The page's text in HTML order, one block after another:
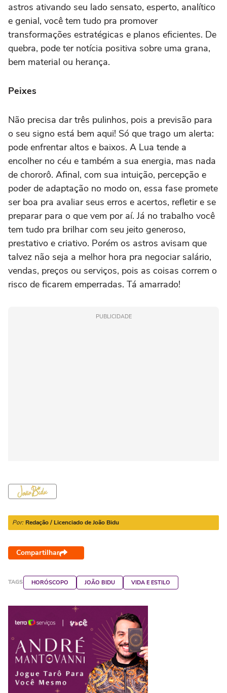
astros ativando seu lado sensato, esperto, analítico
e genial, você tem tudo pra promover
transformações estratégicas e planos eficientes. De
quebra, pode ter notícia positiva sobre uma grana,
bem material ou herança.
Peixes
Não precisa dar três pulinhos, pois a previsão para
o seu signo está bem aqui! Só que trago um alerta:
pode enfrentar altos e baixos. A Lua tende a
encolher no céu e também a sua energia, mas nada
de chororô. Afinal, com sua intuição, percepção e
poder de adaptação no modo on, essa fase promete
ser boa pra avaliar seus erros e acertos, refletir e se
preparar para o que vem por aí. Já no trabalho você
tem tudo pra brilhar com seu jeito generoso,
prestativo e criativo. Porém os astros avisam que
talvez não seja a melhor hora pra negociar salário,
vendas, preços ou serviços, pois as coisas correm o
risco de ficarem emperradas. Tá amarrado!
PUBLICIDADE
Por: Redação / Licenciado de João Bidu
Compartilhar
TAGS HORÓSCOPO JOÃO BIDU VIDA E ESTILO